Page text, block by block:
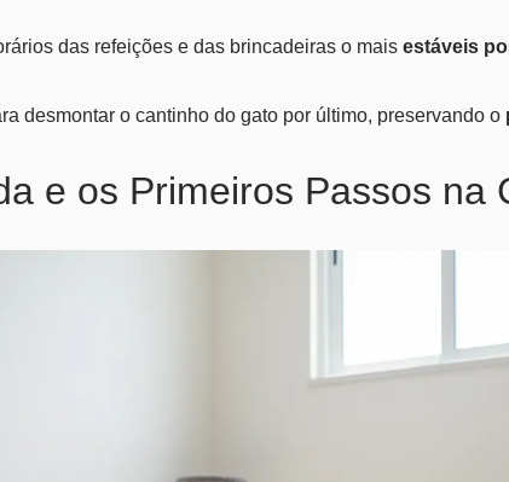
das refeições e das brincadeiras o mais estáveis
desmontar o cantinho do gato por último, preservando o
e os Primeiros Passos na